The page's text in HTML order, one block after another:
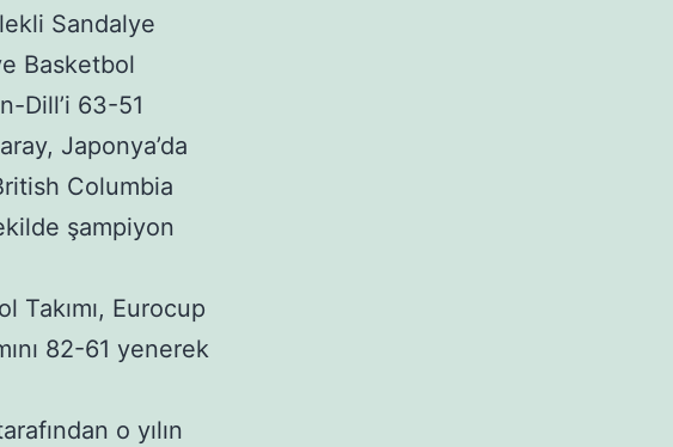
Sandalye
Basketbol
Dill’i 63-51
Japonya’da
Columbia
şampiyon
Takımı, Eurocup
82-61 yenerek
o yılın